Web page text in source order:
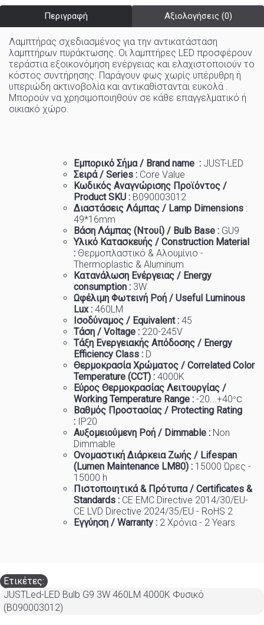
Περιγραφή Αξιολογήσεις (0)
Λαμπτήρας σχεδιασμένος για την αντικατάσταση
λαμπτήρων πυράκτωσης. Οι λαμπτήρες LED προσφέρουν
τεράστια εξοικονόμηση ενέργειας και ελαχιστοποιούν το
κόστος συντήρησης. Παράγουν φως χωρίς υπέρυθρη ή
υπεριώδη ακτινοβολία και αντικαθίστανται ευκολά .
Μπορούν να χρησιμοποιηθούν σε κάθε επαγγελματικό ή
οικιακό χώρo.
Εμπορικό Σήμα / Brand name : JUST-LED
Σειρά / Series : Core Value
Κωδικός Αναγνώρισης Προϊόντος /
Product SKU : B090003012
Διαστάσεις Λάμπας / Lamp Dimensions :
49*16mm
Βάση Λάμπας (Ντουί) / Bulb Base : GU9
Υλικό Κατασκευής / Construction Material
: Θερμοπλαστικό & Αλουμίνιο -
Thermoplastic & Aluminum
Κατανάλωση Ενέργειας / Energy
consumption : 3W
Ωφέλιμη Φωτεινή Ροή / Useful Luminous
Lux : 460LM
Ισοδύναμος / Equivalent : 45
Τάση / Voltage : 220-245V
Τάξη Ενεργειακής Απόδοσης / Energy
Efficiency Class : D
Θερμοκρασία Χρώματος / Correlated Color
Temperature (CCT) : 4000K
Εύρος Θερμοκρασίας Λειτουργίας /
Working Temperature Range : -20...+40°C
Βαθμός Προστασίας / Protecting Rating
: IP20
Αυξομειούμενη Ροή / Dimmable : Non
Dimmable
Ονομαστική Διάρκεια Ζωής / Lifespan
(Lumen Maintenance LM80) : 1 5000 Ώρες -
15000 h
Πιστοποιητικά & Πρότυπα / Certificates &
Standards : CE EMC Directive 2014/30/EU-
CE LVD Directive 2024/35/EU - RoHS 2
Εγγύηση / Warranty : 2 Χρόνια - 2 Years
Ετικέτες:
JUSTLed-LED Bulb G9 3W 460LM 4000K Φυσικό
(B090003012)